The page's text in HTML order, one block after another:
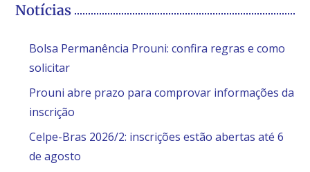
Notícias
Bolsa Permanência Prouni: confira regras e como
solicitar
Prouni abre prazo para comprovar informações da
inscrição
Celpe-Bras 2026/2: inscrições estão abertas até 6
de agosto